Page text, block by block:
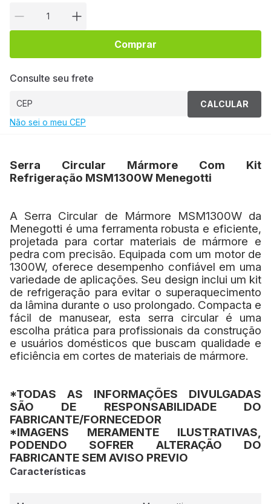
Comprar
Consulte seu frete
CALCULAR
Não sei o meu CEP
Serra Circular Mármore Com Kit
Refrigeração MSM1300W Menegotti
A Serra Circular de Mármore MSM1300W da
Menegotti é uma ferramenta robusta e eficiente,
projetada para cortar materiais de mármore e
pedra com precisão. Equipada com um motor de
1300W, oferece desempenho confiável em uma
variedade de aplicações. Seu design inclui um kit
de refrigeração para evitar o superaquecimento
da lâmina durante o uso prolongado. Compacta e
fácil de manusear, esta serra circular é uma
escolha prática para profissionais da construção
e usuários domésticos que buscam qualidade e
eficiência em cortes de materiais de mármore.
*TODAS AS INFORMAÇÕES DIVULGADAS
SÃO DE RESPONSABILIDADE DO
FABRICANTE/FORNECEDOR
*IMAGENS MERAMENTE ILUSTRATIVAS,
PODENDO SOFRER ALTERAÇÃO DO
FABRICANTE SEM AVISO PREVIO
Características